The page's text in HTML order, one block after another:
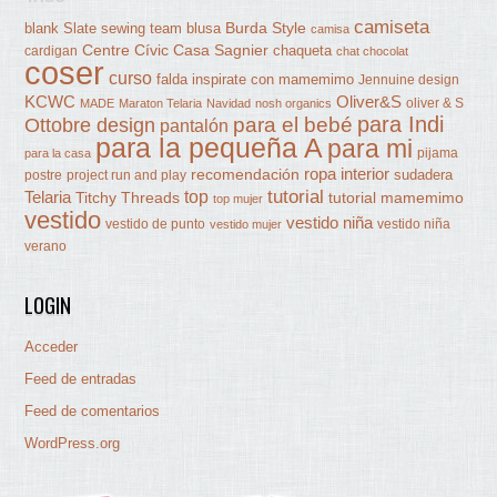
blank Slate sewing team blusa Burda Style camisa camiseta
cardigan Centre Cívic Casa Sagnier chaqueta chat chocolat
coser curso falda inspirate con mamemimo Jennuine design
KCWC MADE Maraton Telaria Navidad nosh organics Oliver&S oliver & S
Ottobre design pantalón para el bebé para Indi
para la casa para la pequeña A para mi pijama
postre project run and play recomendación ropa interior sudadera
Telaria Titchy Threads top top mujer tutorial tutorial mamemimo
vestido vestido de punto vestido mujer vestido niña vestido niña
verano
LOGIN
Acceder
Feed de entradas
Feed de comentarios
WordPress.org